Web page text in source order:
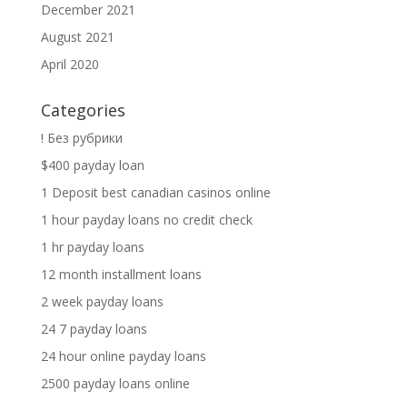
December 2021
August 2021
April 2020
Categories
! Без рубрики
$400 payday loan
1 Deposit best canadian casinos online
1 hour payday loans no credit check
1 hr payday loans
12 month installment loans
2 week payday loans
24 7 payday loans
24 hour online payday loans
2500 payday loans online